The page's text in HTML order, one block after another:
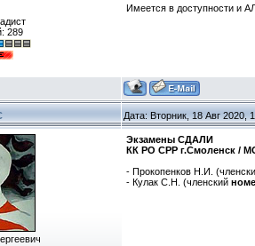
289
Имеется в доступности
Дата: Вторник, 18 Авг 2020,
Экзамены СДАЛИ
КК РО СРР г.Смоленск /
- Прокопенков Н.И.
- Кулак С.Н. (членский